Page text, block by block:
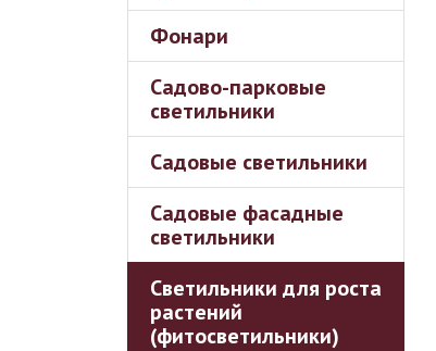
Фонари
Садово-парковые
светильники
Садовые светильники
Садовые фасадные
светильники
Светильники для роста
растений
(фитосветильники)